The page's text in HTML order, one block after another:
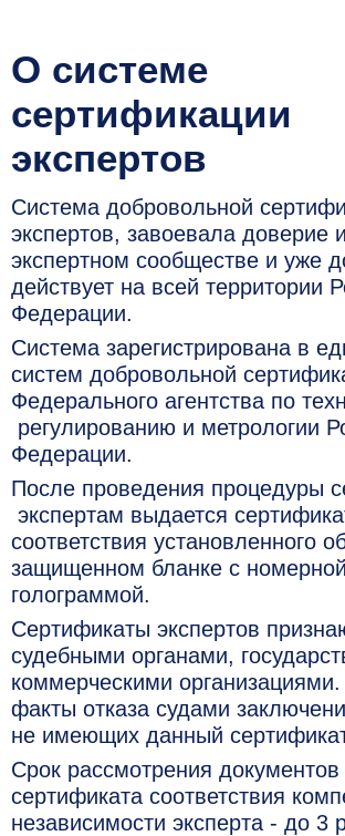
О системе
сертификации
экспертов
Система добровольной
экспертов, завоевала доверие
экспертном сообществе и уже
действует на всей территории
Федерации.
Система зарегистрирована в
систем добровольной
Федерального агентства по
регулированию и метрологии
Федерации.
После проведения процедуры
экспертам выдается
соответствия установленного
защищенном бланке с номерной
голограммой.
Сертификаты экспертов
судебными органами,
коммерческими
факты отказа судами
не имеющих данный
Срок рассмотрения документов
сертификата соответствия
независимости эксперта - до 3